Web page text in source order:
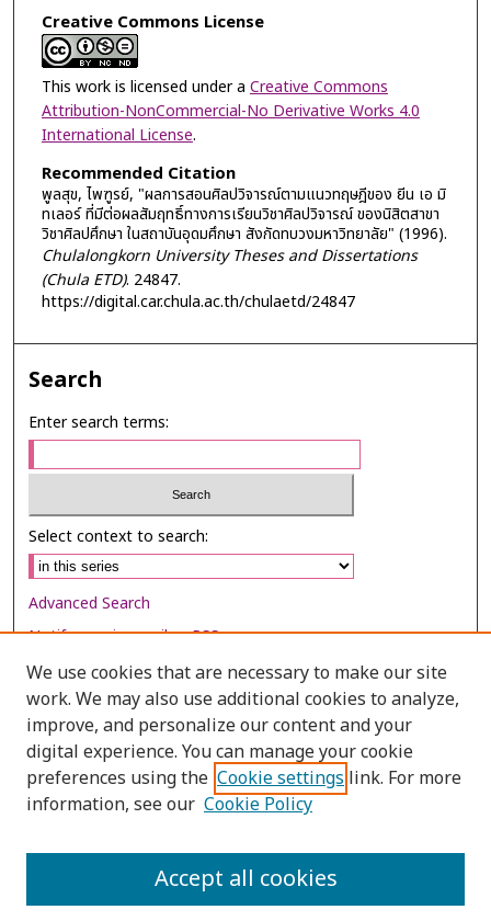
Creative Commons License
This work is licensed under a Creative Commons
Attribution-NonCommercial-No Derivative Works 4.0
International License.
Recommended Citation
พูลสุข, ไพฑูรย์, "ผลการสอนศิลปวิจารณ์ตามแนวทฤษฎีของ ยีน เอ มิ
ทเลอร์ ที่มีต่อผลสัมฤทธิ์ทางการเรียนวิชาศิลปวิจารณ์ ของนิสิตสาขา
วิชาศิลปศึกษา ในสถาบันอุดมศึกษา สังกัดทบวงมหาวิทยาลัย" (1996).
Chulalongkorn University Theses and Dissertations
(Chula ETD). 24847.
https://digital.car.chula.ac.th/chulaetd/24847
Search
Enter search terms:
Select context to search:
Advanced Search
Notify me via email orRSS
Browse
Collections
Disciplines
Authors
We use cookies that are necessary to make our site
work. We may also use additional cookies to analyze,
improve, and personalize our content and your
digital experience. You can manage your cookie
preferences using the Cookie settings link. For more
information, see our Cookie Policy
Accept all cookies